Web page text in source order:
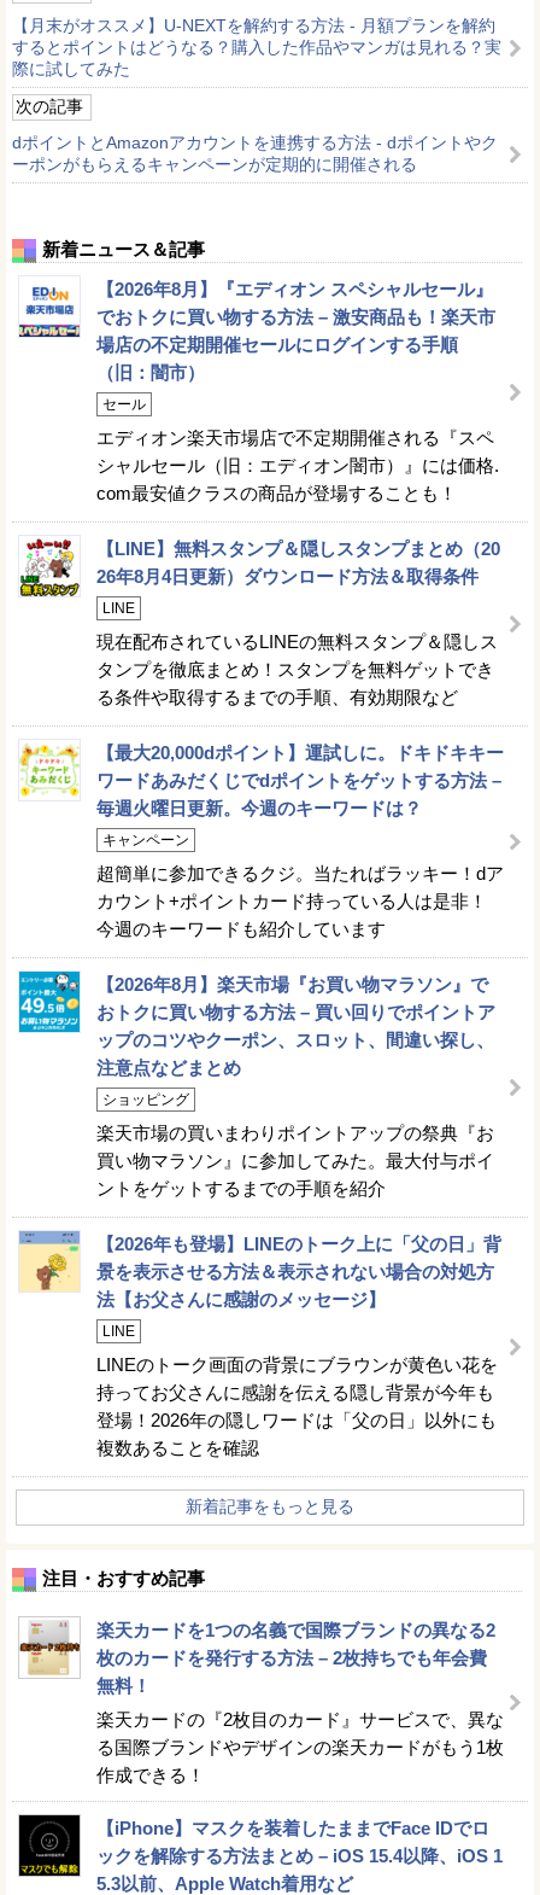
【月末がオススメ】U-NEXTを解約する方法 - 月額プランを解約
するとポイントはどうなる？購入した作品やマンガは見れる？実
際に試してみた
次の記事
dポイントとAmazonアカウントを連携する方法 - dポイントやク
ーポンがもらえるキャンペーンが定期的に開催される
新着ニュース＆記事
【2026年8月】『エディオン スペシャルセール』
でおトクに買い物する方法 – 激安商品も！楽天市
場店の不定期開催セールにログインする手順
（旧：闇市）
セール
エディオン楽天市場店で不定期開催される『スペ
シャルセール（旧：エディオン闇市）』には価格.
com最安値クラスの商品が登場することも！
【LINE】無料スタンプ＆隠しスタンプまとめ（20
26年8月4日更新）ダウンロード方法＆取得条件
LINE
現在配布されているLINEの無料スタンプ＆隠しス
タンプを徹底まとめ！スタンプを無料ゲットでき
る条件や取得するまでの手順、有効期限など
【最大20,000dポイント】運試しに。ドキドキキー
ワードあみだくじでdポイントをゲットする方法 –
毎週火曜日更新。今週のキーワードは？
キャンペーン
超簡単に参加できるクジ。当たればラッキー！dア
カウント+ポイントカード持っている人は是非！
今週のキーワードも紹介しています
【2026年8月】楽天市場『お買い物マラソン』で
おトクに買い物する方法 – 買い回りでポイントア
ップのコツやクーポン、スロット、間違い探し、
注意点などまとめ
ショッピング
楽天市場の買いまわりポイントアップの祭典『お
買い物マラソン』に参加してみた。最大付与ポイ
ントをゲットするまでの手順を紹介
【2026年も登場】LINEのトーク上に「父の日」背
景を表示させる方法＆表示されない場合の対処方
法【お父さんに感謝のメッセージ】
LINE
LINEのトーク画面の背景にブラウンが黄色い花を
持ってお父さんに感謝を伝える隠し背景が今年も
登場！2026年の隠しワードは「父の日」以外にも
複数あることを確認
新着記事をもっと見る
注目・おすすめ記事
楽天カードを1つの名義で国際ブランドの異なる2
枚のカードを発行する方法 – 2枚持ちでも年会費
無料！
楽天カードの『2枚目のカード』サービスで、異な
る国際ブランドやデザインの楽天カードがもう1枚
作成できる！
【iPhone】マスクを装着したままでFace IDでロ
ックを解除する方法まとめ – iOS 15.4以降、iOS 1
5.3以前、Apple Watch着用など